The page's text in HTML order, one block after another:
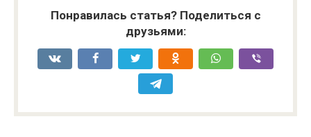
Понравилась статья? Поделиться с
друзьями: